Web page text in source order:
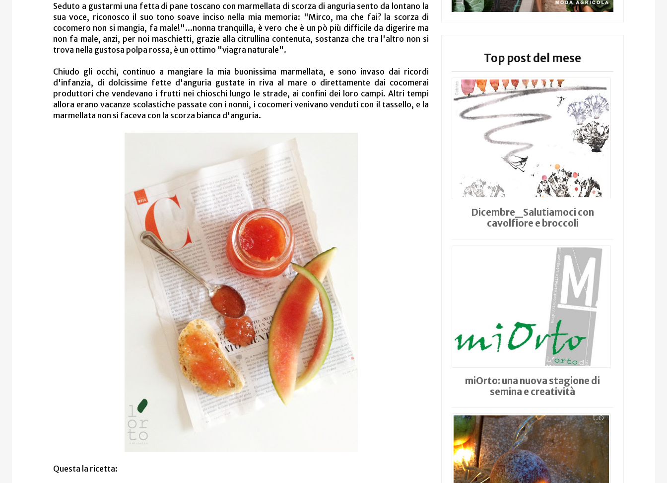
Seduto a gustarmi una fetta di pane toscano con marmellata di scorza di anguria sento da lontano la
sua voce, riconosco il suo tono soave inciso nella mia memoria: "Mirco, ma che fai? la scorza di
cocomero non si mangia, fa male!"...nonna tranquilla, è vero che è un pò più difficile da digerire ma
non fa male, anzi, per noi maschietti, grazie alla citrullina contenuta, sostanza che tra l'altro non si
trova nella gustosa polpa rossa, è un ottimo "viagra naturale".
Chiudo gli occhi, continuo a mangiare la mia buonissima marmellata, e sono invaso dai ricordi
d'infanzia, di dolcissime fette d'anguria gustate in riva al mare o direttamente dai cocomerai
produttori che vendevano i frutti nei chioschi lungo le strade, ai confini dei loro campi. Altri tempi
allora erano vacanze scolastiche passate con i nonni, i cocomeri venivano venduti con il tassello, e la
marmellata non si faceva con la scorza bianca d'anguria.
Questa la ricetta:
Top post del mese
Dicembre_Salutiamoci con
cavolfiore e broccoli
miOrto: una nuova stagione di
semina e creatività